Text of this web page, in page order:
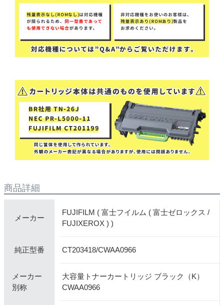
商品詳細
メーカー
FUJIFILM ( 富士フイルム ( 富士ゼロックス /
FUJIXEROX ) )
純正型番 CT203418/CWAA0966
メーカー
別称
大容量トナーカートリッジ ブラック（K）
CWAA0966